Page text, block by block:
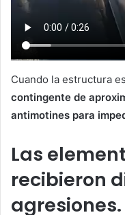
Cuando la estructura
contingente de
antimotines para
Las
recibieron
agresiones.